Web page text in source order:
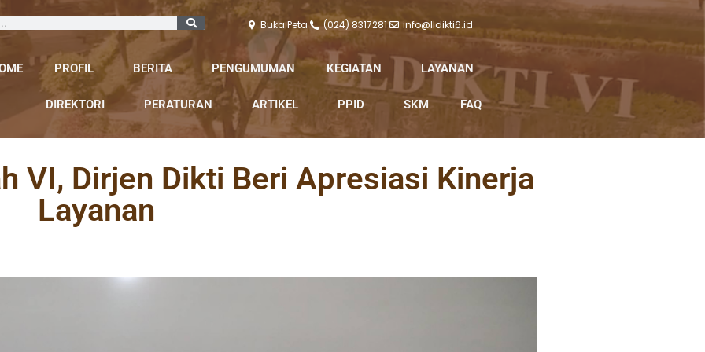
Buka Peta (024) 8317281 info@lldikti6.id
PROFIL BERITA PENGUMUMAN KEGIATAN LAYANAN
DIREKTORI PERATURAN ARTIKEL PPID SKM FAQ
VI, Dirjen Dikti Beri Apresiasi Kinerja
Layanan